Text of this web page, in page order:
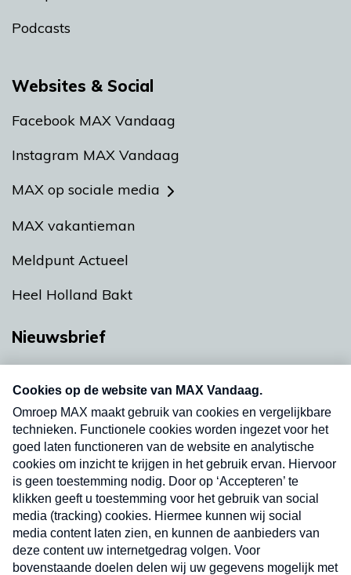
Podcasts
Websites & Social
Facebook MAX Vandaag
Instagram MAX Vandaag
MAX op sociale media
MAX vakantieman
Meldpunt Actueel
Heel Holland Bakt
Nieuwsbrief
nieuwsbrief. Elke vrijdag- en dinsdagochtend in
uw mailbox.
Verzend